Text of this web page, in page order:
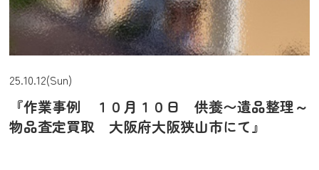
25.10.12(Sun)
『作業事例 １０月１０日 供養〜遺品整理～
物品査定買取 大阪府大阪狭山市にて』